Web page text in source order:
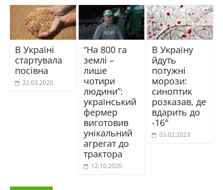
В Україні
стартувала
посівна
22.03.2020
“На 800 га
землі –
лише
чотири
людини”:
український
фермер
виготовив
унікальний
агрегат до
трактора
12.10.2020
В Україну
йдуть
потужні
морози:
синоптик
розказав, де
вдарить до
-16°
03.02.2023